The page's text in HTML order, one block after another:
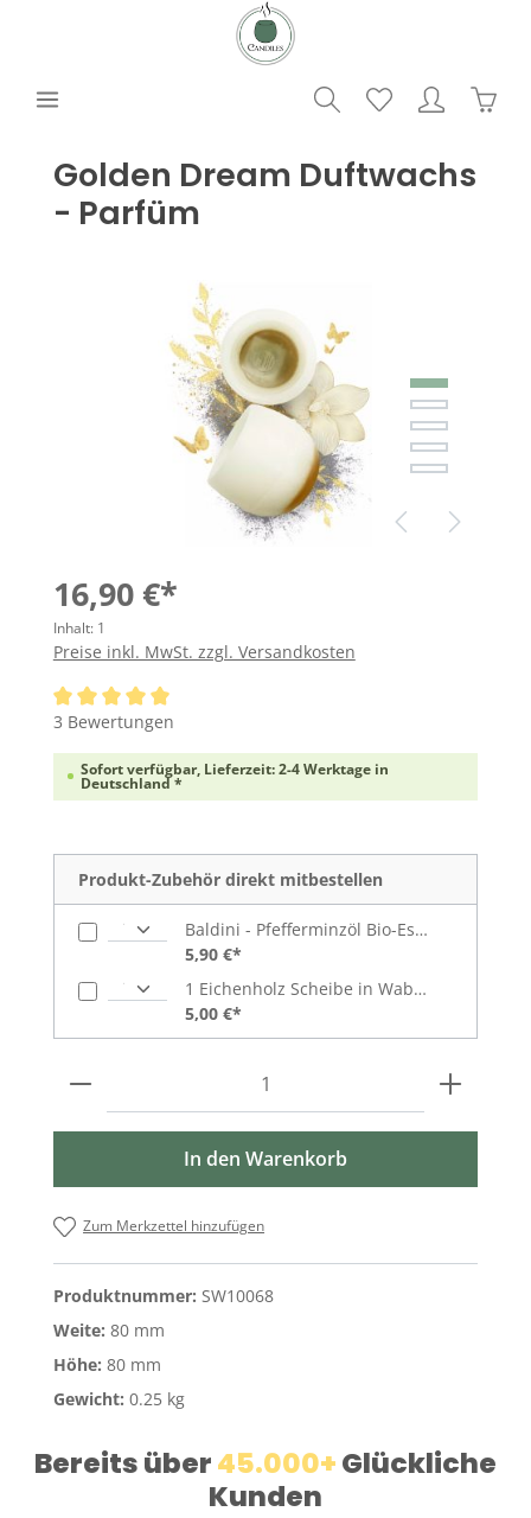
Golden Dream Duftwachs
- Parfüm
Bildergalerie überspringen
16,90 €*
Inhalt: 1
Preise inkl. MwSt. zzgl. Versandkosten
Durchschnittliche Bewertung von 5 von 5 Sternen
3 Bewertungen
Sofort verfügbar, Lieferzeit: 2-4 Werktage in
Deutschland *
Produkt-Zubehör direkt mitbestellen
Baldini - Pfefferminzöl Bio-Essenz (5 ml)
5,90 €*
1 Eichenholz Scheibe in Wabenform
5,00 €*
Produkt Anzahl: Gib den
In den Warenkorb
Zum Merkzettel hinzufügen
Produktnummer: SW10068
Weite: 80 mm
Höhe: 80 mm
Gewicht: 0.25 kg
Bereits über45.000+Glückliche
Kunden